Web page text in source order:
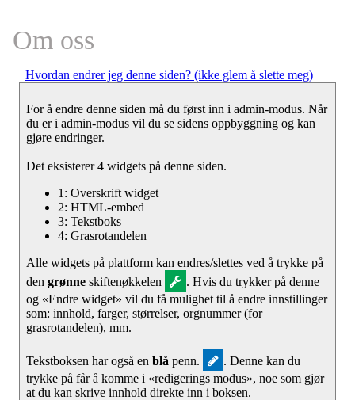
Om oss
Hvordan endrer jeg denne siden? (ikke glem å slette meg)
For å endre denne siden må du først inn i admin-modus. Når
du er i admin-modus vil du se sidens oppbyggning og kan
gjøre endringer.
Det eksisterer 4 widgets på denne siden.
1: Overskrift widget
2: HTML-embed
3: Tekstboks
4: Grasrotandelen
Alle widgets på plattform kan endres/slettes ved å trykke på
den grønne skiftenøkkelen
. Hvis du trykker på denne
og «Endre widget» vil du få mulighet til å endre innstillinger
som: innhold, farger, størrelser, orgnummer (for
grasrotandelen), mm.
Tekstboksen har også en blå penn.
. Denne kan du
trykke på får å komme i «redigerings modus», noe som gjør
at du kan skrive innhold direkte inn i boksen.